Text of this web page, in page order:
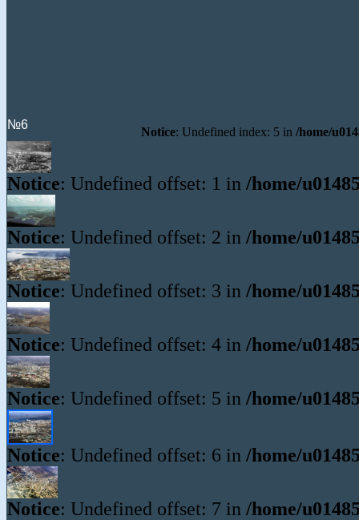
№6
Notice: Undefined index: 5 in /home/
Notice: Undefined offset: 1 in /home/
Notice: Undefined offset: 2 in /home/
Notice: Undefined offset: 3 in /home/
Notice: Undefined offset: 4 in /home/
Notice: Undefined offset: 5 in /home/
Notice: Undefined offset: 6 in /home/
Notice: Undefined offset: 7 in /home/